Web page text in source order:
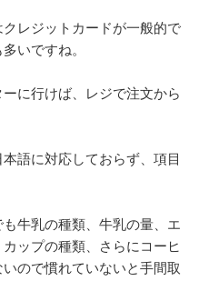
レジットカードが一般的で
いですね。
に行けば、レジで注文から
語に対応しておらず、項目
も牛乳の種類、牛乳の量、エ
ップの種類、さらにコーヒ
ので慣れていないと手間取